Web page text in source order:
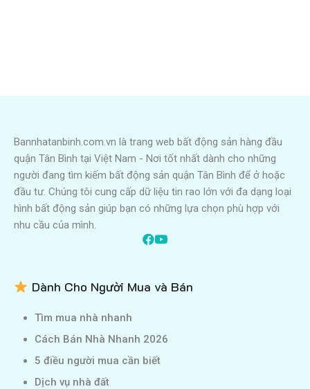
Bannhatanbinh.com.vn là trang web bất động sản hàng đầu
quận Tân Bình tại Việt Nam - Nơi tốt nhất dành cho những
người đang tìm kiếm bất động sản quận Tân Bình để ở hoặc
đầu tư. Chúng tôi cung cấp dữ liệu tin rao lớn với đa dạng loại
hình bất động sản giúp bạn có những lựa chọn phù hợp với
nhu cầu của mình.
Dành Cho Người Mua và Bán
Tìm mua nhà nhanh
Cách Bán Nhà Nhanh 2026
5 điều người mua cần biết
Dịch vụ nhà đất